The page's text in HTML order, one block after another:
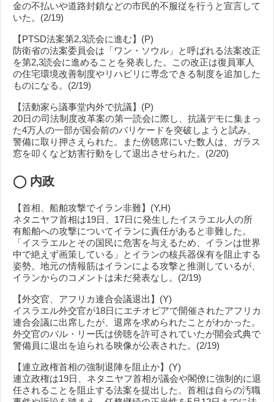
金の不払いや道路封鎖などの市民的不服従を行うと宣言して
いた。(2/19)
【PTSD法案第2,3読会に進む】(P)
防衛省の法案委員会は「ワン・ソウル」と呼ばれる法案改正
を第2,3読会に進めることを発表した。この改正は復員軍人
の住宅環境改善制度やリハビリに専念できる制度を追加した
ものになる。(2/19)
【活動家ら議事堂内外で抗議】(P)
20日の司法制度改革案の第一読会に際し、抗議デモに集まっ
た4万人の一部が国会前のバリケードを突破しようと試み、
警備に取り押さえられた。また傍聴席にいた数人は、ガラス
窓を叩くなど妨害行動をして退出させられた。(2/20)
◯ 内政
【首相、船舶攻撃でイラン非難】(Y,H)
ネタニヤフ首相は19日、17日に発生したイスラエル人の所
有船舶への攻撃についてイランに責任があると非難した。
「イスラエルとその国民に危害を与えるため、イランは世界
中で絶えず画策している」とイランの核兵器保有を阻止する
姿勢。地元の情報筋はイランによる攻撃と推測しているが、
イランからのコメントは未だ発表なし。(2/19)
【外交官、アフリカ連合会議退出】(Y)
イスラエル外交官が18日にエチオピアで開催されたアフリカ
連合会議に出席したが、退席を求められたことがわかった。
外交官のバル・リー氏は傍聴を許可されていたが開会式典で
警備員に退出を迫られる映像が公表された。(2/19)
【連立政権首相の強制退陣を阻止か】(Y)
連立政権は19日、ネタニヤフ首相が議会や閣僚に強制的に退
任されることを阻止する法案を提出した。首相は自らの汚職